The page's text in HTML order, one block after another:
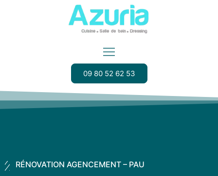
09 80 52 62 53
RÉNOVATION AGENCEMENT – PAU